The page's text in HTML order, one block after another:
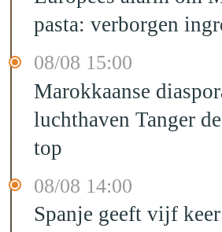
pasta: verborgen
08/08 15:00
Marokkaanse
luchthaven Tanger
top
08/08 14:00
Spanje geeft vijf